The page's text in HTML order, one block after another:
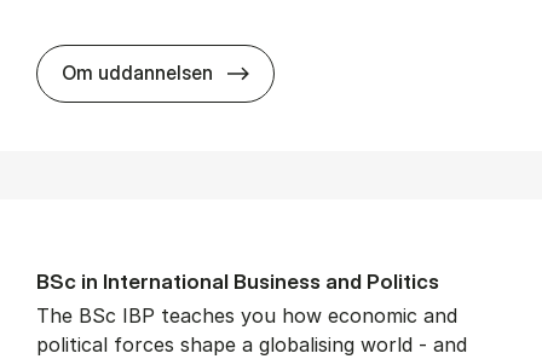
Om uddannelsen BSc in In­ter­na­tion­al Busi­ness
BSc in In­ter­na­tion­al Busi­ness and Polit­ics
The BSc IBP teaches you how economic and
political forces shape a globalising world - and